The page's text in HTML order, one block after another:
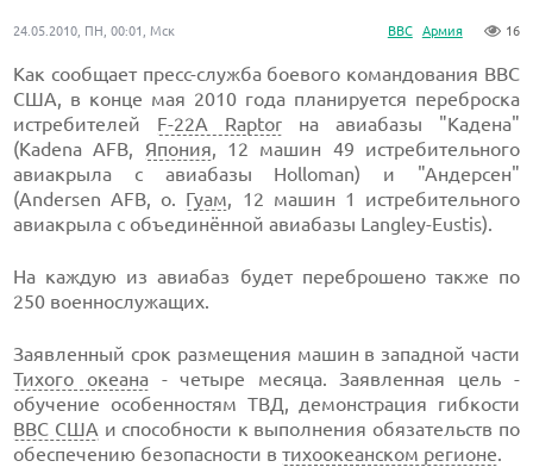
ВВС Армия 16
24.05.2010, ПН, 00:01, Мск
Как сообщает пресс-служба боевого командования ВВС
США, в конце мая 2010 года планируется переброска
истребителей F-22A Raptor на авиабазы "Кадена"
(Kadena AFB, Япония, 12 машин 49 истребительного
авиакрыла с авиабазы Holloman) и "Андерсен"
(Andersen AFB, о. Гуам, 12 машин 1 истребительного
авиакрыла с объединённой авиабазы Langley-Eustis).
На каждую из авиабаз будет переброшено также по
250 военнослужащих.
Заявленный срок размещения машин в западной части
Тихого океана- четыре месяца. Заявленная цель -
обучение особенностям ТВД, демонстрация гибкости
ВВС США и способности к выполнения обязательств по
обеспечению безопасности втихоокеанском регионе.